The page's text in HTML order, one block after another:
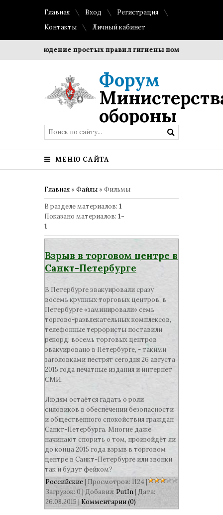
Главная Вход
Регистрация
Контакты
Личный кабинет
Соблюдение простых правил гигиены помогает
Форум
обороны
МЕНЮ САЙТА
Главная »Файлы » Фильмы
В разделе материалов: 1
Показано материалов: 1-
1
Взрыв в торговом центре в
Санкт-Петербурге
В Петербурге эвакуировали сразу
восемь крупных торговых центров, в
Петербурге «заминировали» семь
торгово-развлекательных комплексов,
телефонные террористы поставили
рекорд: восемь торговых центров
эвакуировано в Петербурге, - такими
заголовками пестрят сегодня 26 августа
2015 года печатные издания и интернет
СМИ.
Людям остаётся гадать о роли
силовиков в обеспечении безопасности
и общественного спокойствия граждан
Санкт-Петербурга. Многие даже
начинают спорить о том, произойдёт ли
до конца 2015 года взрыв в торговом
центре в Санкт-Петербурге или звонки
так и будут фейком?
Российские| Просмотров: 1124 |
Загрузок: 0 | Добавил: PutIn| Дата:
26.08.2015 | Комментарии (0)